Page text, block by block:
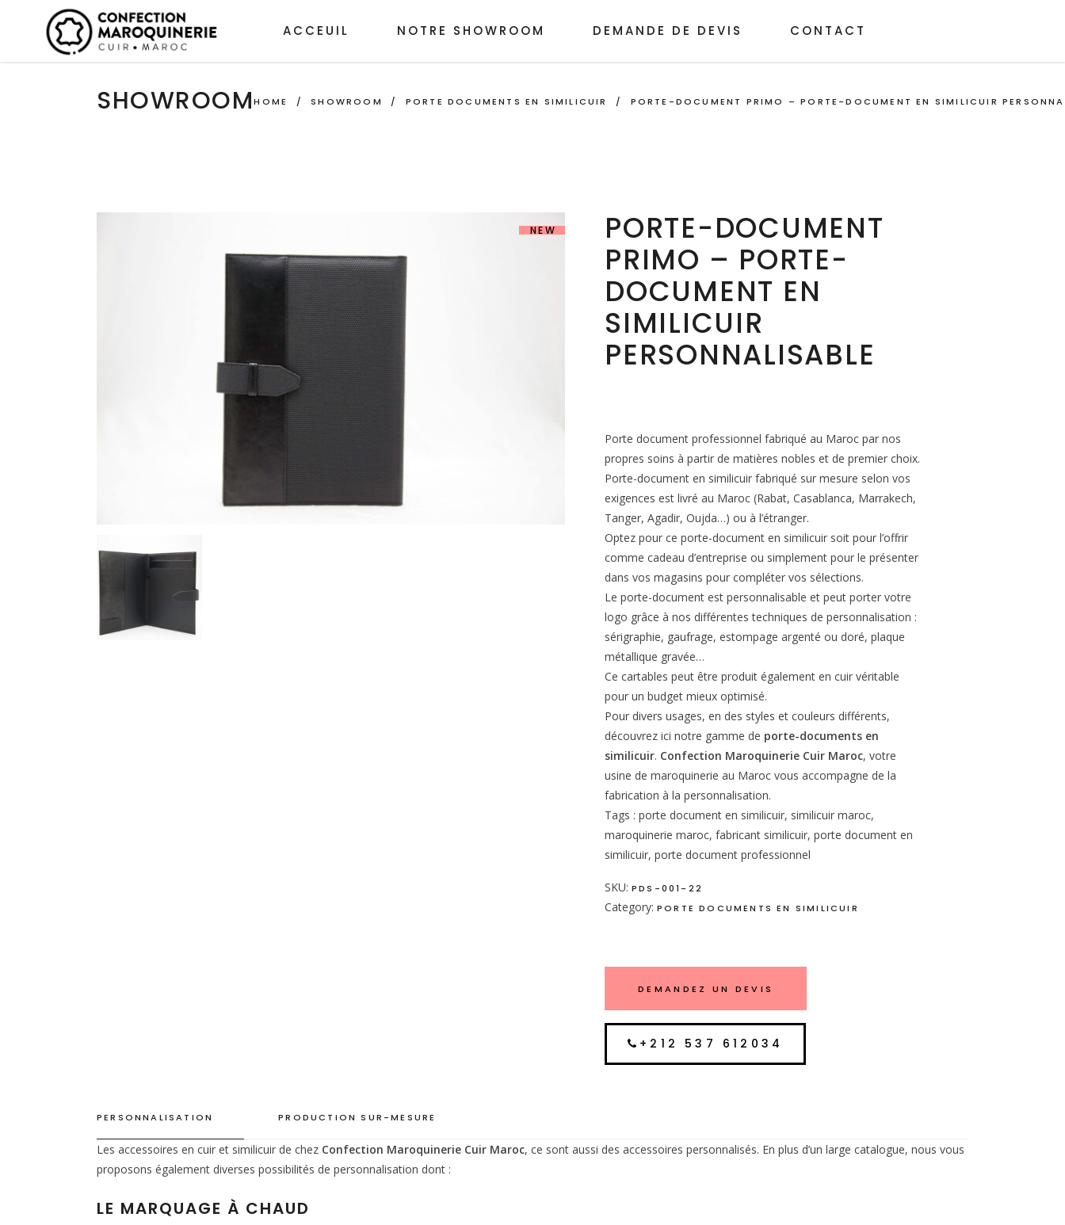
ACCEUIL NOTRE SHOWROOM DEMANDE DE DEVIS CONTACT
SHOWROOM HOME /SHOWROOM / PORTE DOCUMENTS EN SIMILICUIR / PORTE-DOCUMENT PRIMO – PORTE-DOCUMENT EN SIMILICUIR
NEW
PORTE-DOCUMENT
PRIMO – PORTE-
DOCUMENT EN
SIMILICUIR
PERSONNALISABLE
Porte document professionnel fabriqué au Maroc par nos
propres soins à partir de matières nobles et de premier choix.
Porte-document en similicuir fabriqué sur mesure selon vos
exigences est livré au Maroc (Rabat, Casablanca, Marrakech,
Tanger, Agadir, Oujda…) ou à l’étranger.
Optez pour ce porte-document en similicuir soit pour l’offrir
comme cadeau d’entreprise ou simplement pour le présenter
dans vos magasins pour compléter vos sélections.
Le porte-document est personnalisable et peut porter votre
logo grâce à nos différentes techniques de personnalisation :
sérigraphie, gaufrage, estompage argenté ou doré, plaque
métallique gravée…
Ce cartables peut être produit également en cuir véritable
pour un budget mieux optimisé.
Pour divers usages, en des styles et couleurs différents,
découvrez ici notre gamme de porte-documents en
similicuir. Confection Maroquinerie Cuir Maroc, votre
usine de maroquinerie au Maroc vous accompagne de la
fabrication à la personnalisation.
Tags : porte document en similicuir, similicuir maroc,
maroquinerie maroc, fabricant similicuir, porte document en
similicuir, porte document professionnel
SKU: PDS-001-22
Category: PORTE DOCUMENTS EN SIMILICUIR
DEMANDEZ UN DEVIS
+212 537 612034
PERSONNALISATION PRODUCTION SUR-MESURE
Les accessoires en cuir et similicuir de chez Confection Maroquinerie Cuir Maroc, ce sont aussi des accessoires personnalisés. En plus d’un large catalogue, nous vous
proposons également diverses possibilités de personnalisation dont :
LE MARQUAGE À CHAUD